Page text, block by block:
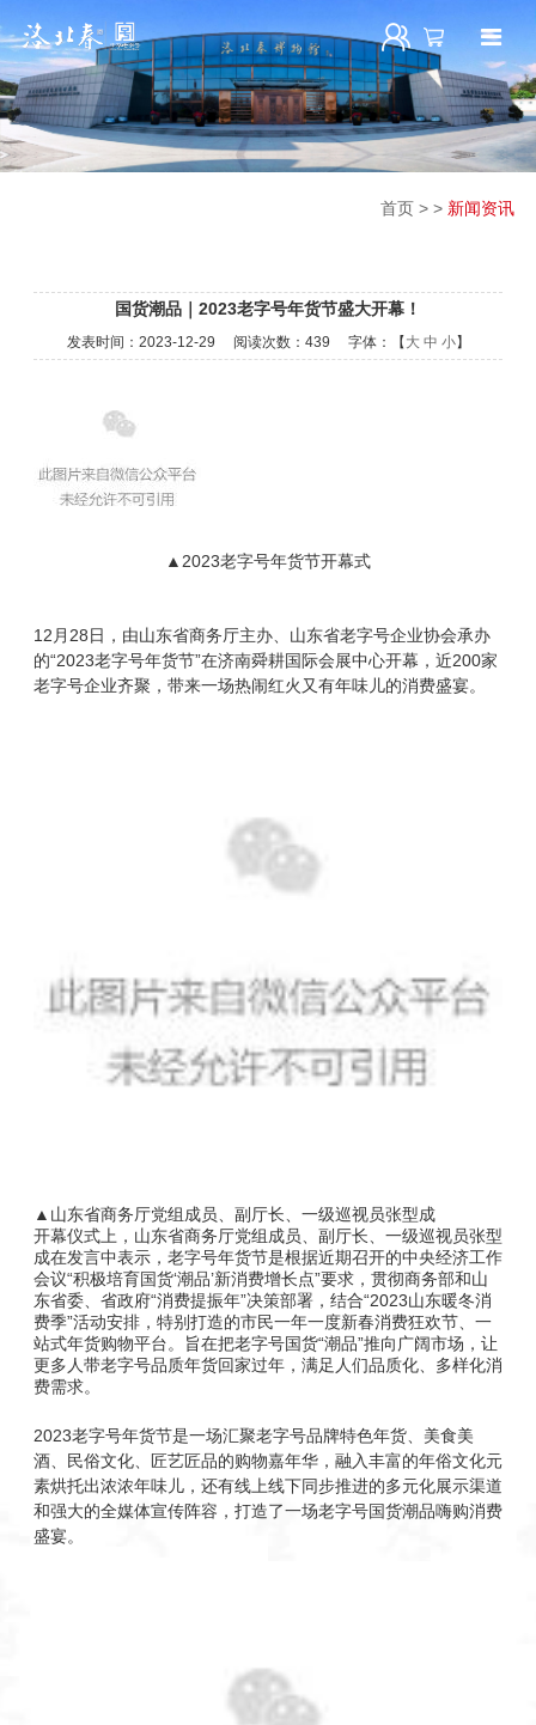
首页 >> 新闻资讯
国货潮品｜2023老字号年货节盛大开幕！
发表时间： 2023-12-29 阅读次数： 439 字体：【 大 中 小】
▲2023老字号年货节开幕式
12月28日，由山东省商务厅主办、山东省老字号企业协会承办
的“2023老字号年货节”在济南舜耕国际会展中心开幕，近200家
老字号企业齐聚，带来一场热闹红火又有年味儿的消费盛宴。
▲山东省商务厅党组成员、副厅长、一级巡视员张型成
开幕仪式上，山东省商务厅党组成员、副厅长、一级巡视员张型
成在发言中表示，老字号年货节是根据近期召开的中央经济工作
会议“积极培育国货‘潮品’新消费增长点”要求，贯彻商务部和山
东省委、省政府“消费提振年”决策部署，结合“2023山东暖冬消
费季”活动安排，特别打造的市民一年一度新春消费狂欢节、一
站式年货购物平台。旨在把老字号国货“潮品”推向广阔市场，让
更多人带老字号品质年货回家过年，满足人们品质化、多样化消
费需求。
2023老字号年货节是一场汇聚老字号品牌特色年货、美食美
酒、民俗文化、匠艺匠品的购物嘉年华，融入丰富的年俗文化元
素烘托出浓浓年味儿，还有线上线下同步推进的多元化展示渠道
和强大的全媒体宣传阵容，打造了一场老字号国货潮品嗨购消费
盛宴。